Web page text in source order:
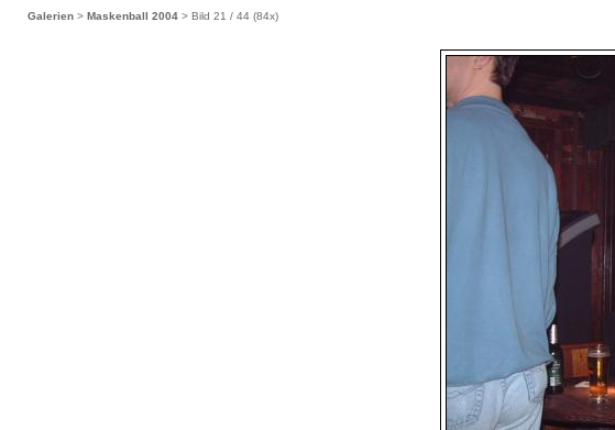
Galerien > Maskenball 2004 > Bild 21 / 44 (84x)